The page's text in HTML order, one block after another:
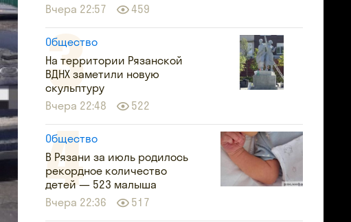
Вчера 22:57
459
Общество
На территории Рязанской
ВДНХ заметили новую
скульптуру
Вчера 22:48
522
Общество
В Рязани за июль родилось
рекордное количество
детей — 523 малыша
Вчера 22:36
517